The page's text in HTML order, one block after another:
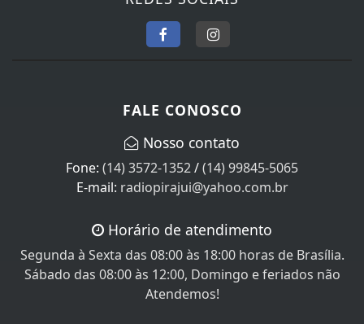
(14) 3572-1352/(14) 99845-5065
E-mail:radiopirajui@yahoo.com.br
Segunda à Sexta das 08:00 às 18:00 horas de Brasília.
Sábado das 08:00 às 12:00, Domingo e feriados não
Atendemos!